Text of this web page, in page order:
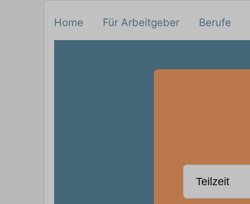
Home Für Arbeitgeber Berufe